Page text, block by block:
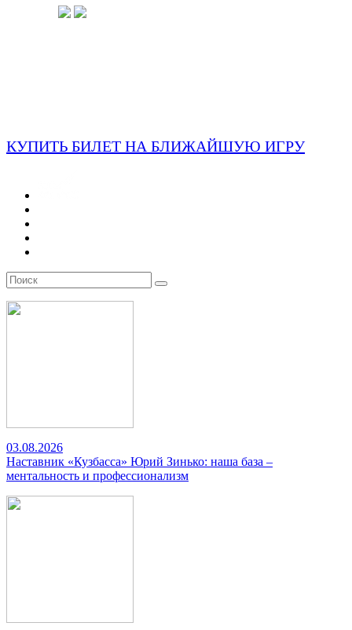
КУПИТЬ БИЛЕТ НА БЛИЖАЙШУЮ ИГРУ
03.08.2026
Наставник «Кузбасса» Юрий Зинько: наша база –
ментальность и профессионализм